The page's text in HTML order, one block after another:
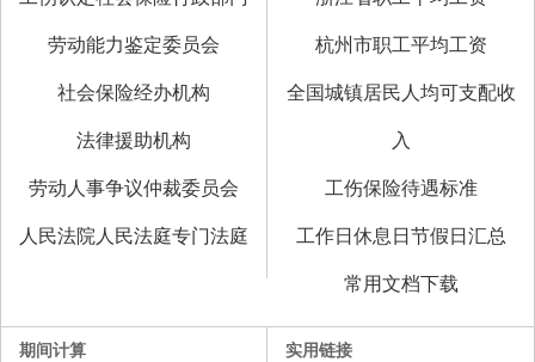
劳动能力鉴定委员会
社会保险经办机构
法律援助机构
劳动人事争议仲裁委员会
人民法院人民法庭专门法庭
杭州市职工平均工资
全国城镇居民人均可支配收
入
工伤保险待遇标准
工作日休息日节假日汇总
常用文档下载
期间计算 实用链接